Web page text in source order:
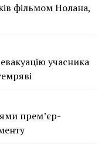
фільмом Нолана,
учасника
прем’єр-